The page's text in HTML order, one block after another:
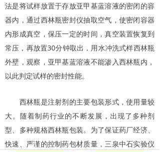
法是将试样放置于存放亚甲基蓝溶液的密闭的容
器内，通过西林瓶密封仪抽取空气，使密闭容器
内形成真空，保压一定的时间，真空装置恢复到
常压，再放置30分钟取出，用水冲洗式样西林瓶
外壁，观察，亚甲基蓝溶液不能渗入西林瓶内，
以此判定试样的密封性能。
西林瓶是注射剂的主要包装形式，使用量较
大。随着制药行业的不断发展，出现了多种剂
型、多种规格西林瓶包装。为了保证药厂经济、
快速、严谨的控制药包材质量，三泉中石实验仪